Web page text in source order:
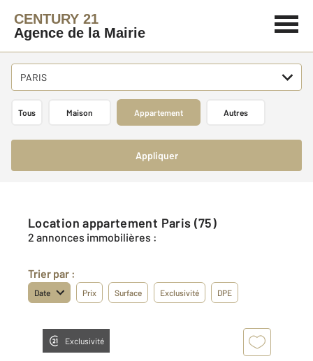
CENTURY 21
Agence de la Mairie
PARIS
Tous Maison Appartement Autres
Appliquer
Location appartement Paris (75)
2 annonces immobilières :
Trier par :
Date Prix Surface Exclusivité DPE
Exclusivité